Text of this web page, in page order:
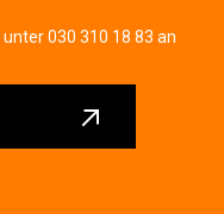
030 310 18 83 an